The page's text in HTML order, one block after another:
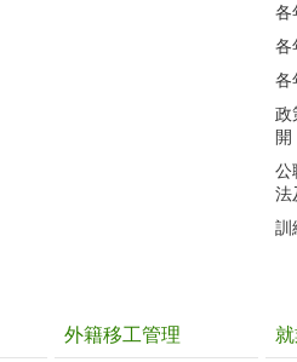
各
各
各
政
開
公
法
訓
外籍移工管理